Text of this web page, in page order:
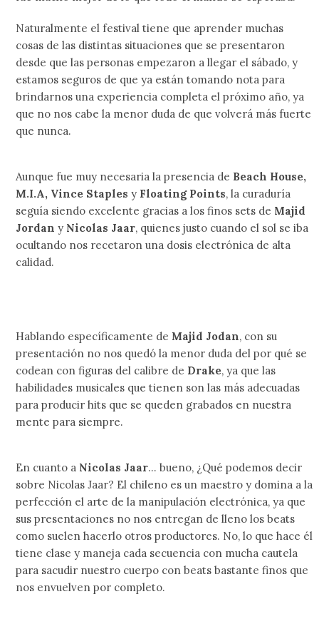
Naturalmente el festival tiene que aprender muchas
cosas de las distintas situaciones que se presentaron
desde que las personas empezaron a llegar el sábado, y
estamos seguros de que ya están tomando nota para
brindarnos una experiencia completa el próximo año, ya
que no nos cabe la menor duda de que volverá más fuerte
que nunca.
Aunque fue muy necesaria la presencia de Beach House,
M.I.A, Vince Staples y Floating Points, la curaduría
seguía siendo excelente gracias a los finos sets de Majid
Jordan y Nicolas Jaar, quienes justo cuando el sol se iba
ocultando nos recetaron una dosis electrónica de alta
calidad.
Hablando específicamente de Majid Jodan, con su
presentación no nos quedó la menor duda del por qué se
codean con figuras del calibre de Drake, ya que las
habilidades musicales que tienen son las más adecuadas
para producir hits que se queden grabados en nuestra
mente para siempre.
En cuanto a Nicolas Jaar… bueno, ¿Qué podemos decir
sobre Nicolas Jaar? El chileno es un maestro y domina a la
perfección el arte de la manipulación electrónica, ya que
sus presentaciones no nos entregan de lleno los beats
como suelen hacerlo otros productores. No, lo que hace él
tiene clase y maneja cada secuencia con mucha cautela
para sacudir nuestro cuerpo con beats bastante finos que
nos envuelven por completo.